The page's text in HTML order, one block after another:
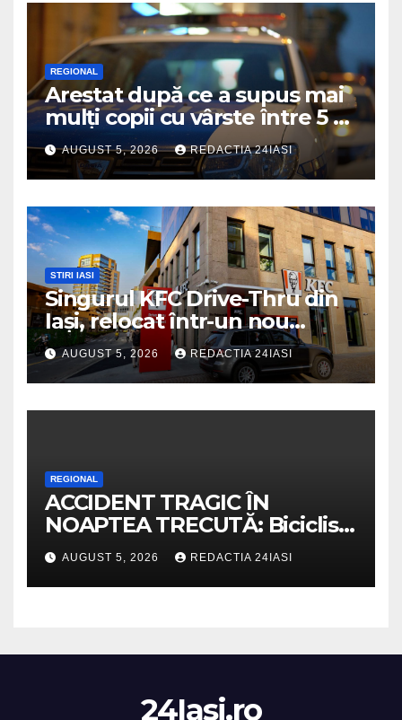
REGIONAL
Arestat după ce a supus mai
mulți copii cu vârste între 5 și
16 ani unor orori de
neimaginat
AUGUST 5, 2026 REDACTIA 24IASI
STIRI IASI
Singurul KFC Drive-Thru din
Iași, relocat într-un nou
spaţiu din Palas, cu peste 400
mp la interior și servicii
disponibile non-stop
AUGUST 5, 2026 REDACTIA 24IASI
REGIONAL
ACCIDENT TRAGIC ÎN
NOAPTEA TRECUTĂ: Biciclist
de 60 de ani, spulberat de o
dubiță
AUGUST 5, 2026 REDACTIA 24IASI
24Iasi.ro